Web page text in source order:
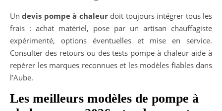
Undevis pompe à chaleurdoit toujours intégrer tous les
frais : achat matériel, pose par un artisan chauffagiste
expérimenté, options éventuelles et mise en service.
Consulter des retours ou des tests pompe à chaleur aide à
repérer les marques reconnues et les modèles fiables dans
l’Aube.
Les meilleurs modèles de pompe à